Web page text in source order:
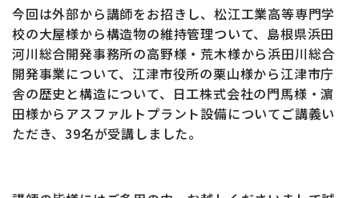
今回は外部から講師をお招きし、松江工業高等専門学
校の大屋様から構造物の維持管理ついて、島根県浜田
河川総合開発事務所の高野様・荒木様から浜田川総合
開発事業について、江津市役所の栗山様から江津市庁
舎の歴史と構造について、日工株式会社の門馬様・濵
田様からアスファルトプラント設備についてご講義い
ただき、39名が受講しました。